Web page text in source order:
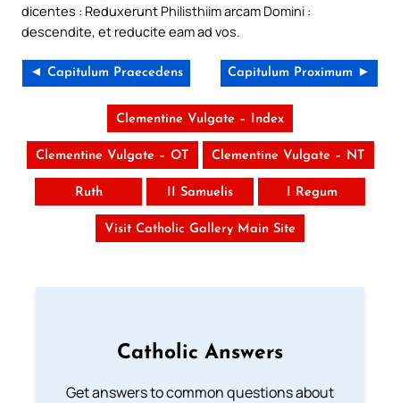
dicentes : Reduxerunt Philisthiim arcam Domini :
descendite, et reducite eam ad vos.
◄ Capitulum Praecedens Capitulum Proximum ►
Clementine Vulgate – Index
Clementine Vulgate – OT Clementine Vulgate – NT
Ruth II Samuelis I Regum
Visit Catholic Gallery Main Site
Catholic Answers
Get answers to common questions about